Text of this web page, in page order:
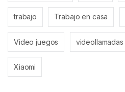
trabajo Trabajo en casa
Video juegos videollamadas
Xiaomi